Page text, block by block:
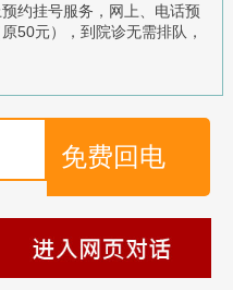
约挂号服务，网上、电话预
50元），到院诊无需排队，